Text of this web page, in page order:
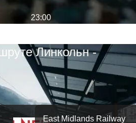
23:00
Линкольн -
East Midlands Railway